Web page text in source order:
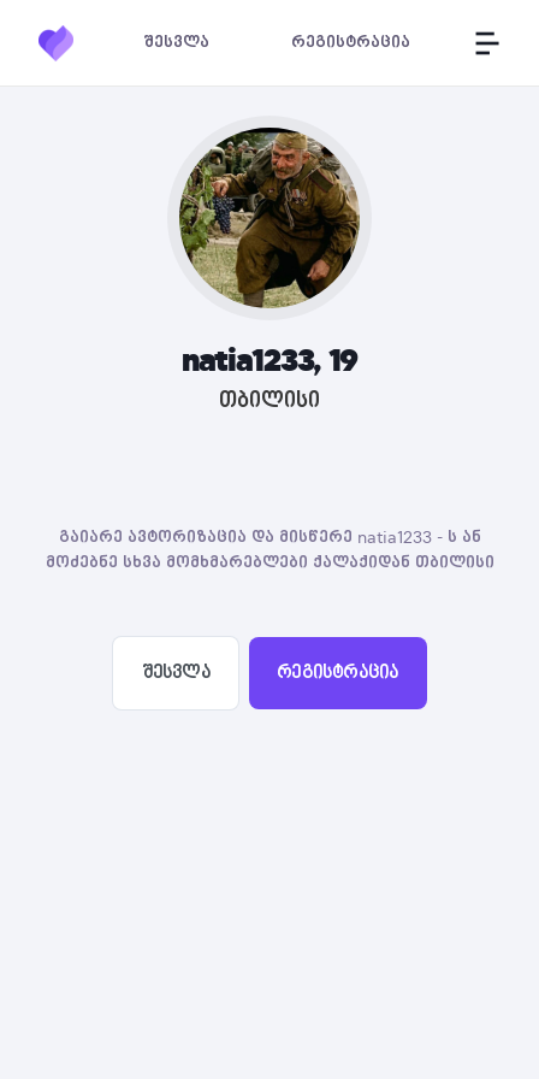
შესვლა რეგისტრაცია
natia1233, 19
თბილისი
გაიარე ავტორიზაცია და მისწერე natia1233 - ს ან
მოძებნე სხვა მომხმარებლები ქალაქიდან თბილისი
შესვლა რეგისტრაცია